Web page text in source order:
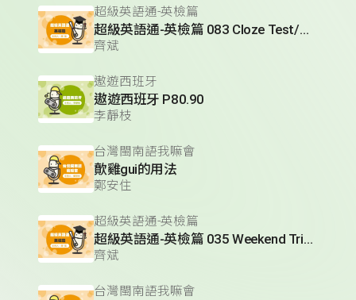
超級英語通-英檢篇
超級英語通-英檢篇 083 Cloze Test/段落填空-13
齊斌
遨遊西班牙
遨遊西班牙 P80.90
李靜枝
台灣閩南語我嘛會
歕雞gui的用法
鄭安住
超級英語通-英檢篇
超級英語通-英檢篇 035 Weekend Trip- 週末旅遊
齊斌
台灣閩南語我嘛會